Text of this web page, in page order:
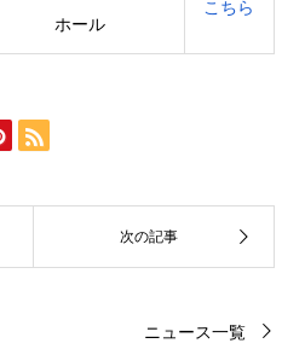
ホール
こちら
ニュース一覧